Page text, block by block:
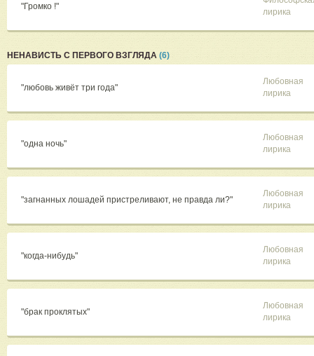
"Громко !"
лирика
НЕНАВИСТЬ С ПЕРВОГО ВЗГЛЯДА (6)
"любовь живёт три года"
Любовная
лирика
"одна ночь"
Любовная
лирика
"загнанных лошадей пристреливают, не правда ли?"
Любовная
лирика
"когда-нибудь"
Любовная
лирика
"брак проклятых"
Любовная
лирика